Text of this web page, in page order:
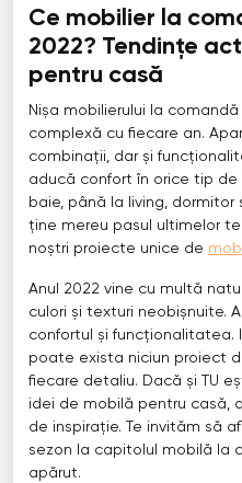
Ce mobilier la
2022? Tendințe
pentru casă
Nișa mobilierului la
complexă cu fiecare an.
combinații, dar și
aducă confort în orice tip
baie, până la living, dormitor
ține mereu pasul ultimelor
noștri proiecte unice de
Anul 2022 vine cu multă
culori și texturi neobișnuite.
confortul și funcționalitatea.
poate exista niciun proiect
fiecare detaliu. Dacă și TU
idei de mobilă pentru casă,
de inspirație. Te invităm să
sezon la capitolul mobilă la
apărut.